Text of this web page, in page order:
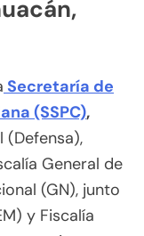
Secretaría de
(SSPC),
(Defensa),
General de
(GN), junto
y Fiscalía